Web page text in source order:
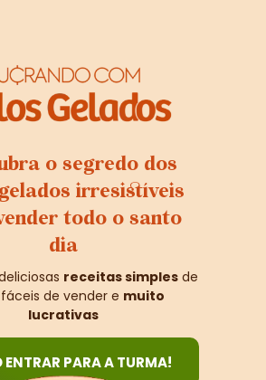
o segredo dos
irresistíveis
todo o santo
dia
receitas simplesde
de vender e muito
lucrativas
ENTRAR PARA A TURMA!